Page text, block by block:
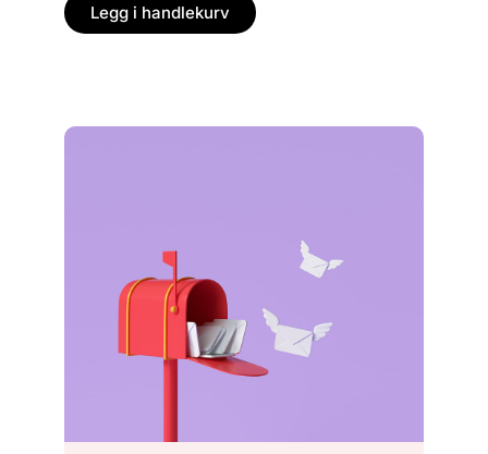
Legg i handlekurv